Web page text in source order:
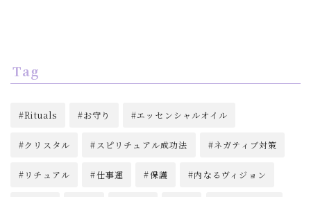
Tag
Rituals お守り エッセンシャルオイル
クリスタル スピリチュアル成功法 ネガティブ対策
リチュアル 仕事運 保護 内なるヴィジョン